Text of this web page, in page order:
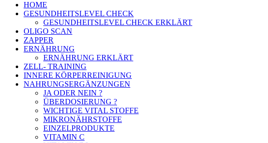
HOME
GESUNDHEITSLEVEL CHECK
GESUNDHEITSLEVEL CHECK ERKLÄRT
OLIGO SCAN
ZAPPER
ERNÄHRUNG
ERNÄHRUNG ERKLÄRT
ZELL- TRAINING
INNERE KÖRPERREINIGUNG
NAHRUNGSERGÄNZUNGEN
JA ODER NEIN ?
ÜBERDOSIERUNG ?
WICHTIGE VITAL STOFFE
MIKRONÄHRSTOFFE
EINZELPRODUKTE
VITAMIN C